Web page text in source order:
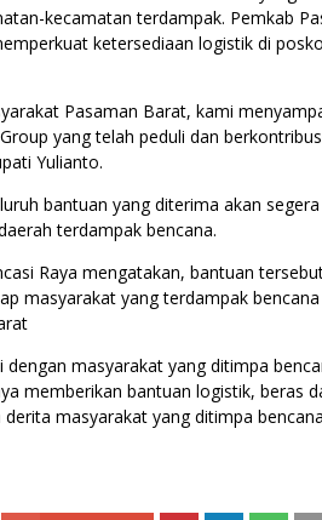
kecamatan terdampak. Pemkab
ketersediaan logistik di
Pasaman Barat, kami
yang telah peduli dan
Yulianto.
bantuan yang diterima akan
terdampak bencana.
Raya mengatakan, bantuan
masyarakat yang terdampak
dengan masyarakat yang ditimpa
memberikan bantuan logistik, beras
masyarakat yang ditimpa